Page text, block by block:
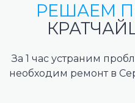
РЕШАЕМ
За 1 час устраним
необходим ремонт в